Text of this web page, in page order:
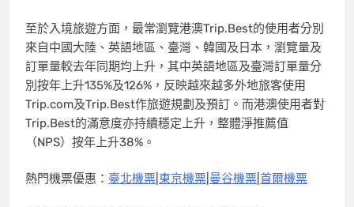
至於入境旅遊方面，最常瀏覽港澳Trip.Best的使用者分別
來自中國大陸、英語地區、臺灣、韓國及日本，瀏覽量及
訂單量較去年同期均上升，其中英語地區及臺灣訂單量分
別按年上升135%及126%，反映越來越多外地旅客使用
Trip.com及Trip.Best作旅遊規劃及預訂。而港澳使用者對
Trip.Best的滿意度亦持續穩定上升，整體淨推薦值
（NPS）按年上升38%。
熱門機票優惠： 臺北機票 東京機票 曼谷機票 首爾機票